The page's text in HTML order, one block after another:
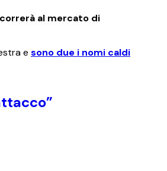
al mercato di
e sono due i nomi caldi